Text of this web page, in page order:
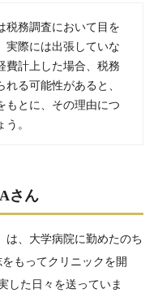
税務調査において目を
実際には出張していな
費計上した場合、税務
る可能性があると、
もとに、その理由につ
。
さん
は、大学病院に勤めたのち
もってクリニックを開
した日々を送っていま